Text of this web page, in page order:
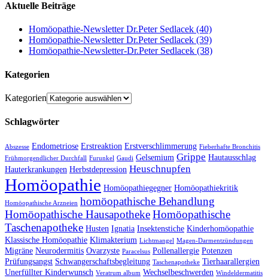
Aktuelle Beiträge
Homöopathie-Newsletter Dr.Peter Sedlacek (40)
Homöopathie-Newsletter Dr.Peter Sedlacek (39)
Homöopathie-Newsletter-Dr.Peter Sedlacek (38)
Kategorien
Kategorien
Schlagwörter
Abszesse Endometriose Erstreaktion Erstverschlimmerung Fieberhafte Bronchitis
Frühmorgendlicher Durchfall Furunkel Gaudi Gelsemium Grippe Hautausschlag
Hauterkrankungen Herbstdepression Heuschnupfen
Homöopathie Homöopathiegegner Homöopathiekritik
Homöopathische Arzneien homöopathische Behandlung
Homöopathische HausapothekeHomöopathische
Taschenapotheke Husten Ignatia Insektenstiche Kinderhomöopathie
Klassische Homöopathie Klimakterium Lichtmangel Magen-Darmentzündungen
Migräne Neurodermitis Ovarzyste Paracelsus Pollenallergie Potenzen
Prüfungsangst Schwangerschaftsbegleitung Taschenapotheke Tierhaarallergien
Unerfüllter Kinderwunsch Veratrum album Wechselbeschwerden Windeldermatitis